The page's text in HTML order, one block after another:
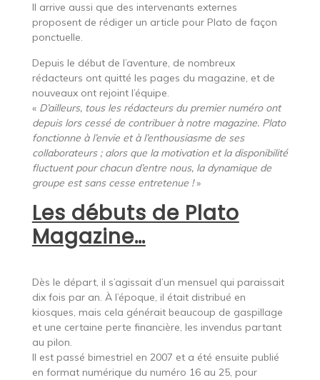
Il arrive aussi que des intervenants externes
proposent de rédiger un article pour Plato de façon
ponctuelle.
Depuis le début de l’aventure, de nombreux
rédacteurs ont quitté les pages du magazine, et de
nouveaux ont rejoint l’équipe.
« D’ailleurs, tous les rédacteurs du premier numéro ont
depuis lors cessé de contribuer à notre magazine. Plato
fonctionne à l’envie et à l’enthousiasme de ses
collaborateurs ; alors que la motivation et la disponibilité
fluctuent pour chacun d’entre nous, la dynamique de
groupe est sans cesse entretenue !»
Les débuts de Plato
Magazine…
Dès le départ, il s’agissait d’un mensuel qui paraissait
dix fois par an. À l’époque, il était distribué en
kiosques, mais cela générait beaucoup de gaspillage
et une certaine perte financière, les invendus partant
au pilon.
Il est passé bimestriel en 2007 et a été ensuite publié
en format numérique du numéro 16 au 25, pour